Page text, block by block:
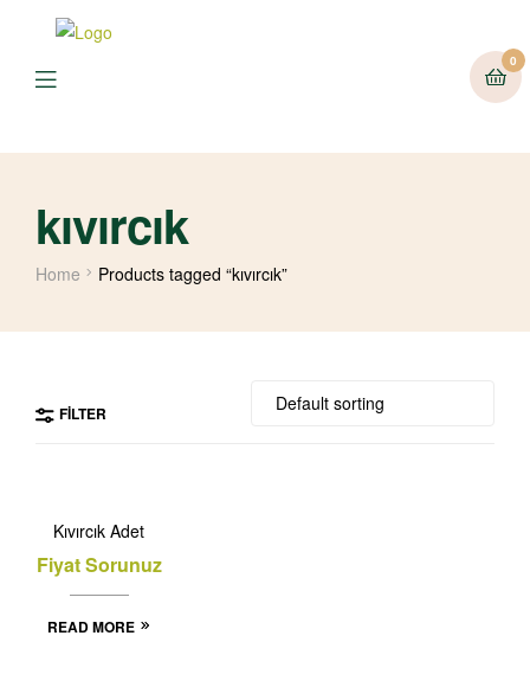
0
kıvırcık
Home Products tagged “kıvırcık”
FILTER
Kıvırcık Adet
Fiyat Sorunuz
READ MORE